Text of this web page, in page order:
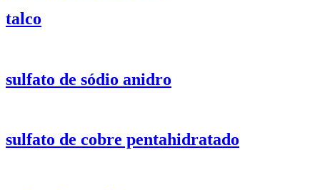
talco
sulfato de sódio anidro
sulfato de cobre pentahidratado